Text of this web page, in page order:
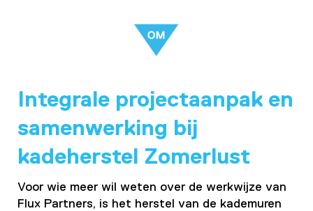
Integrale projectaanpak en
samenwerking bij
kadeherstel Zomerlust
Voor wie meer wil weten over de werkwijze van
Flux Partners, is het herstel van de kademuren